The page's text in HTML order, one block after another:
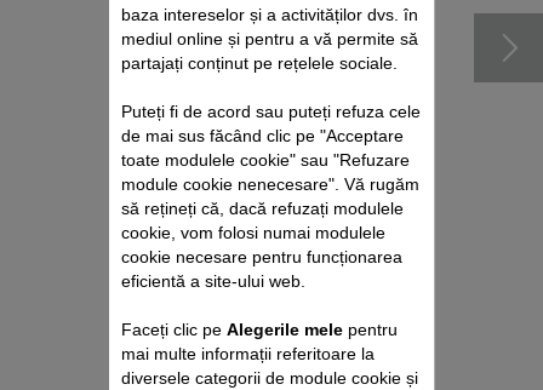
DUZĂ DIFUZOR SS-
1810003655 PENTRU
Pentru bucle elastice
Stoc disponibil.
baza intereselor și a activităților dvs. în
mediul online și pentru a vă permite să
partajați conținut pe rețelele sociale.
Puteți fi de acord sau puteți refuza cele
de mai sus făcând clic pe "Acceptare
toate modulele cookie" sau "Refuzare
module cookie nenecesare". Vă rugăm
să rețineți că, dacă refuzați modulele
cookie, vom folosi numai modulele
cookie necesare pentru funcționarea
eficientă a site-ului web.
Faceți clic pe Alegerile melepentru
mai multe informații referitoare la
diversele categorii de module cookie și